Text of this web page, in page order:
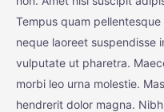
Tempus quam
neque laoreet suspendisse
vulputate ut pharetra.
morbi leo urna molestie.
hendrerit dolor magna.